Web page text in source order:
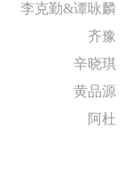
李克勤&谭咏麟
齐豫
辛晓琪
黄品源
阿杜